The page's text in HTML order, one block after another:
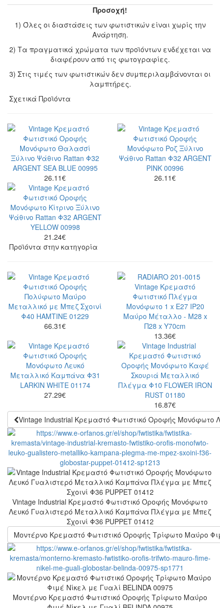
Προσοχή!
1) Όλες οι διαστάσεις των φωτιστικών είναι χωρίς την
Ανάρτηση.
2) Τα πραγματικά χρώματα των προϊόντων ενδέχεται να
διαφέρουν από τις φωτογραφίες.
3) Στις τιμές των φωτιστικών δεν συμπεριλαμβάνονται οι
λαμπτήρες.
Σχετικά Προϊόντα
26.11€ 26.11€
21.24€
Προϊόντα στην κατηγορία
66.31€
13.36€
27.29€
16.87€
Vintage Industrial Κρεμαστό Φωτιστικό Οροφής
Vintage Industrial Κρεμαστό Φωτιστικό Οροφής Μονόφωτο
Λευκό Γυαλιστερό Μεταλλικό Καμπάνα Πλέγμα με Μπεζ
Σχοινί Φ36 PUPPET 01412
Μοντέρνο Κρεμαστό Φωτιστικό Οροφής Τρίφωτο Μαύρο
Μοντέρνο Κρεμαστό Φωτιστικό Οροφής Τρίφωτο Μαύρο